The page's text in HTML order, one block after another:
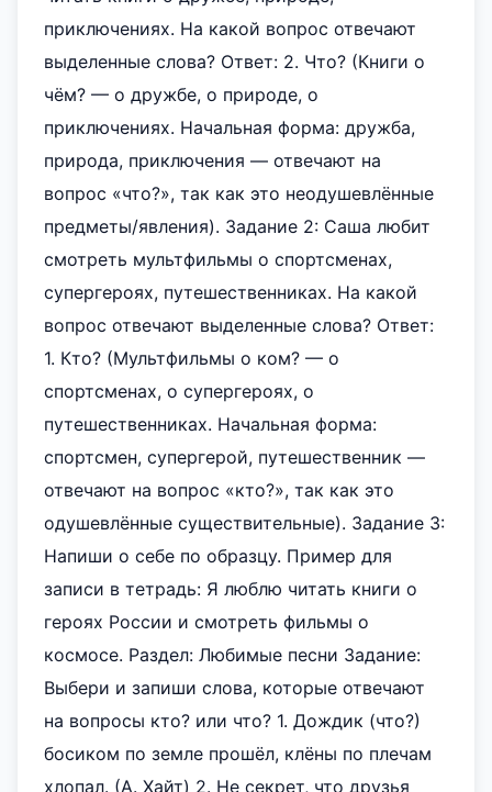
приключениях. На какой вопрос отвечают
выделенные слова? Ответ: 2. Что? (Книги о
чём? — о дружбе, о природе, о
приключениях. Начальная форма: дружба,
природа, приключения — отвечают на
вопрос «что?», так как это неодушевлённые
предметы/явления). Задание 2: Саша любит
смотреть мультфильмы о спортсменах,
супергероях, путешественниках. На какой
вопрос отвечают выделенные слова? Ответ:
1. Кто? (Мультфильмы о ком? — о
спортсменах, о супергероях, о
путешественниках. Начальная форма:
спортсмен, супергерой, путешественник —
отвечают на вопрос «кто?», так как это
одушевлённые существительные). Задание 3:
Напиши о себе по образцу. Пример для
записи в тетрадь: Я люблю читать книги о
героях России и смотреть фильмы о
космосе. Раздел: Любимые песни Задание:
Выбери и запиши слова, которые отвечают
на вопросы кто? или что? 1. Дождик (что?)
босиком по земле прошёл, клёны по плечам
хлопал. (А. Хайт) 2. Не секрет, что друзья